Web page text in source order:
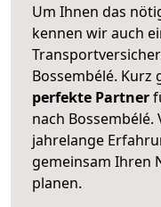
Um Ihnen das
kennen wir auch
Bossembélé.
perfekte Partner
nach
jahrelange
gemeinsam Ihren
planen.